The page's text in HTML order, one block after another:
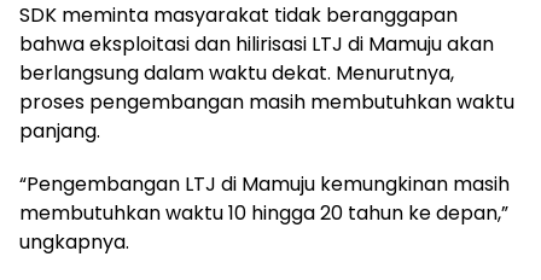
SDK meminta masyarakat tidak beranggapan
bahwa eksploitasi dan hilirisasi LTJ di Mamuju akan
berlangsung dalam waktu dekat. Menurutnya,
proses pengembangan masih membutuhkan waktu
panjang.
“Pengembangan LTJ di Mamuju kemungkinan masih
membutuhkan waktu 10 hingga 20 tahun ke depan,”
ungkapnya.